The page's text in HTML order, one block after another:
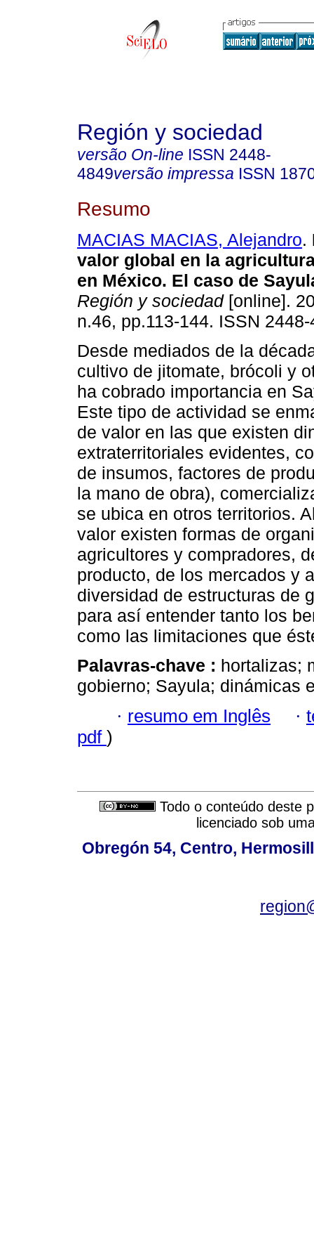
Región y sociedad
versão On-line ISSN 2448-
4849versão impressa ISSN
Resumo
MACIAS MACIAS, Alejandro.
valor global en la
en México. El caso de
Región y sociedad[online].
n.46, pp.113-144. ISSN
Desde mediados de la
cultivo de jitomate, brócoli y
ha cobrado importancia en
Este tipo de actividad se
de valor en las que existen
extraterritoriales evidentes,
de insumos, factores de
la mano de obra),
se ubica en otros territorios.
valor existen formas de
agricultores y compradores,
producto, de los mercados y
diversidad de estructuras de
para así entender tanto los
como las limitaciones que
Palavras-chave : hortalizas;
gobierno; Sayula; dinámicas
· resumo em Inglês ·
pdf )
Todo o conteúdo deste
licenciado sob
Obregón 54, Centro,